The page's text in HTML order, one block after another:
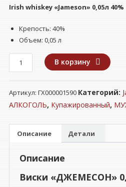
Irish whiskey «Jameson» 0,05л 40%
Крепость: 40%
Объем: 0,05 л
Количество
товара
Виски
"ДЖЕМЕСОН"
0,05л
В корзину
Артикул: ГХ000001590 Категорий:
АЛКОГОЛЬ, Купажированный,
Описание Детали
Описание
Виски «ДЖЕМЕСОН»